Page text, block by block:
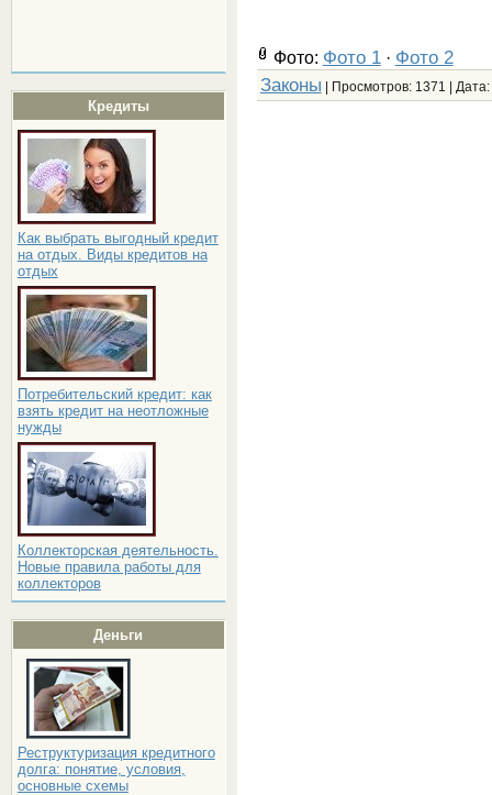
Кредиты
Как выбрать выгодный кредит
на отдых. Виды кредитов на
отдых
Потребительский кредит: как
взять кредит на неотложные
нужды
Коллекторская деятельность.
Новые правила работы для
коллекторов
Деньги
Реструктуризация кредитного
долга: понятие, условия,
основные схемы
Фото: Фото 1· Фото 2
Законы | Просмотров: 1371 | Дата: